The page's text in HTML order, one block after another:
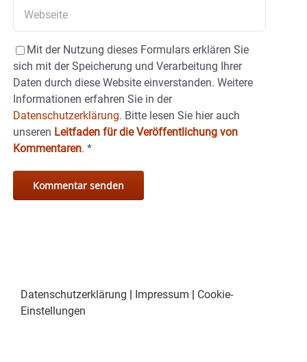
Mit der Nutzung dieses Formulars erklären Sie
sich mit der Speicherung und Verarbeitung Ihrer
Daten durch diese Website einverstanden. Weitere
Informationen erfahren Sie in der
Datenschutzerklärung. Bitte lesen Sie hier auch
unseren Leitfaden für die Veröffentlichung von
Kommentaren. *
Datenschutzerklärung Impressum
Cookie-
Einstellungen